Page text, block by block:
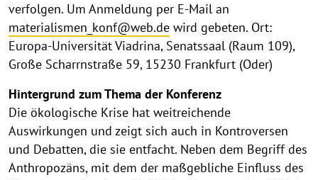
verfolgen. Um Anmeldung per E-Mail an
materialismen_konf@web.de wird gebeten. Ort:
Europa-Universität Viadrina, Senatssaal (Raum 109),
Große Scharrnstraße 59, 15230 Frankfurt (Oder)
Hintergrund zum Thema der Konferenz
Die ökologische Krise hat weitreichende
Auswirkungen und zeigt sich auch in Kontroversen
und Debatten, die sie entfacht. Neben dem Begriff des
Anthropozäns, mit dem der maßgebliche Einfluss des